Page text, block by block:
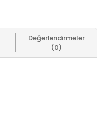
Değerlendirmeler
(0)